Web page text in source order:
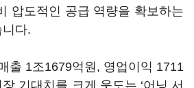
압도적인 공급 역량을 확보하는
다.
출 1조1679억원, 영업이익 1711
기대치를 크게 웃도는 ‘어닝 서